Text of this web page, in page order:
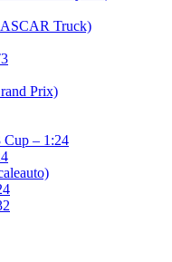
Truck)
Prix)
Cup – 1:24